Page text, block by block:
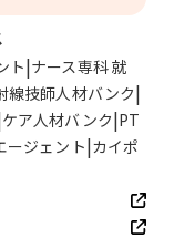
ト ナース専科 就
線技師人材バンク
ケア人材バンク PT
ージェント カイポ